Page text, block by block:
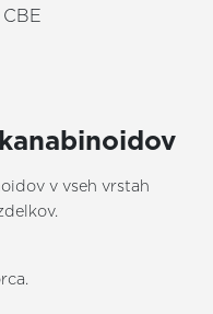
v vseh vrstah